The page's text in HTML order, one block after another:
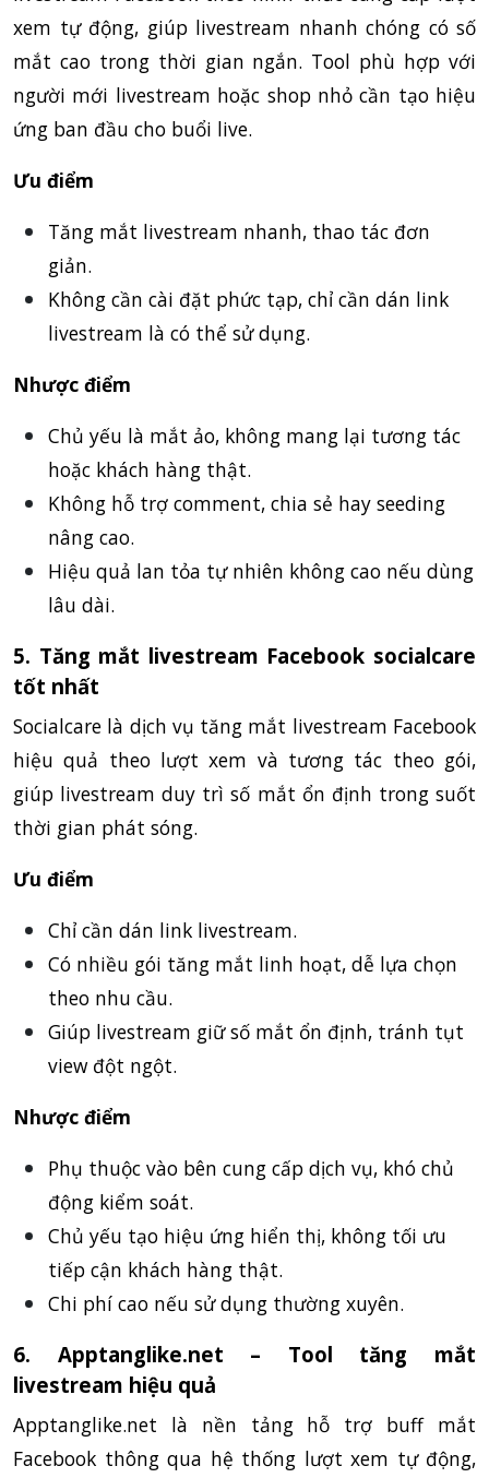
xem tự động, giúp livestream nhanh chóng có số
mắt cao trong thời gian ngắn. Tool phù hợp với
người mới livestream hoặc shop nhỏ cần tạo hiệu
ứng ban đầu cho buổi live.
Ưu điểm
Tăng mắt livestream nhanh, thao tác đơn
giản.
Không cần cài đặt phức tạp, chỉ cần dán link
livestream là có thể sử dụng.
Nhược điểm
Chủ yếu là mắt ảo, không mang lại tương tác
hoặc khách hàng thật.
Không hỗ trợ comment, chia sẻ hay seeding
nâng cao.
Hiệu quả lan tỏa tự nhiên không cao nếu dùng
lâu dài.
5. Tăng mắt livestream Facebook socialcare
tốt nhất
Socialcare là dịch vụ tăng mắt livestream Facebook
hiệu quả theo lượt xem và tương tác theo gói,
giúp livestream duy trì số mắt ổn định trong suốt
thời gian phát sóng.
Ưu điểm
Chỉ cần dán link livestream.
Có nhiều gói tăng mắt linh hoạt, dễ lựa chọn
theo nhu cầu.
Giúp livestream giữ số mắt ổn định, tránh tụt
view đột ngột.
Nhược điểm
Phụ thuộc vào bên cung cấp dịch vụ, khó chủ
động kiểm soát.
Chủ yếu tạo hiệu ứng hiển thị, không tối ưu
tiếp cận khách hàng thật.
Chi phí cao nếu sử dụng thường xuyên.
6. Apptanglike.net – Tool tăng mắt
livestream hiệu quả
Apptanglike.net là nền tảng hỗ trợ buff mắt
Facebook thông qua hệ thống lượt xem tự động,